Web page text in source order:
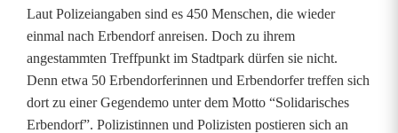
n
o
r
Laut Polizeiangaben sind es 450 Menschen, die wieder
einmal nach Erbendorf anreisen. Doch zu ihrem
angestammten Treffpunkt im Stadtpark dürfen sie nicht.
Denn etwa 50 Erbendorferinnen und Erbendorfer treffen sich
dort zu einer Gegendemo unter dem Motto “Solidarisches
Erbendorf”. Polizistinnen und Polizisten postieren sich an